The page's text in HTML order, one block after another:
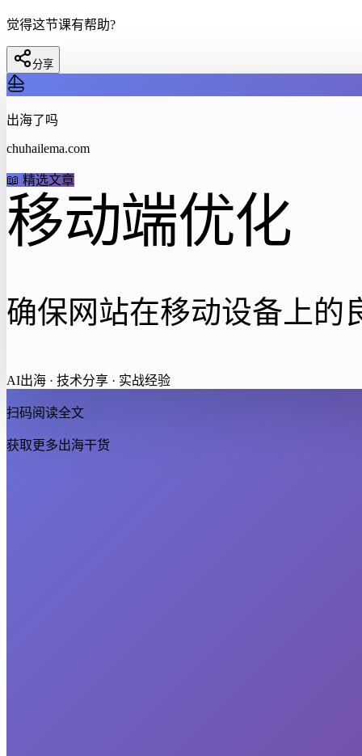
觉得这节课有帮助?
分享
出海了吗
chuhailema.com
📖 精选文章
移动端优化
确保网站在移动设备上的
AI出海 · 技术分享 · 实战经验
扫码阅读全文
获取更多出海干货